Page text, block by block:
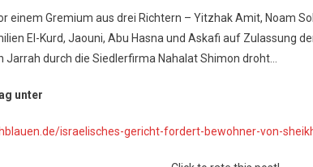
einem Gremium aus drei Richtern – Yitzhak Amit, Noam
El-Kurd, Jaouni, Abu Hasna und Askafi auf Zulassung
Jarrah durch die Siedlerfirma Nahalat Shimon droht…
unter
israelisches-gericht-fordert-bewohner-von-